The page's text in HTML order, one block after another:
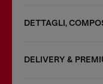
DETTAGLI,
DELIVERY &